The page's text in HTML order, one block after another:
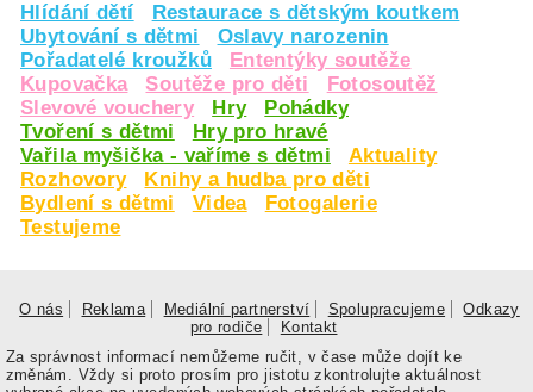
Hlídání dětí
Restaurace s dětským koutkem
Ubytování s dětmi
Oslavy narozenin
Pořadatelé kroužků
Ententýky soutěže
Kupovačka
Soutěže pro děti
Fotosoutěž
Slevové vouchery
Hry
Pohádky
Tvoření s dětmi
Hry pro hravé
Vařila myšička - vaříme s dětmi
Aktuality
Rozhovory
Knihy a hudba pro děti
Bydlení s dětmi
Videa
Fotogalerie
Testujeme
O nás Reklama Mediální partnerství Spolupracujeme
Odkazy
pro rodiče
Kontakt
Za správnost informací nemůžeme ručit, v čase může dojít ke
změnám. Vždy si proto prosím pro jistotu zkontrolujte aktuálnost